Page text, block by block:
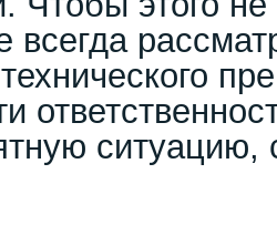
всегда
ситуацию,